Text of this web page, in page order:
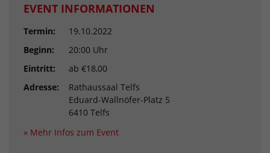
EVENT INFORMATIONEN
Termin:
19.10.2022
Beginn:
20:00 Uhr
Eintritt:
ab €18,00
Adresse:
Rathaussaal Telfs
Eduard-Wallnöfer-Platz 5
6410 Telfs
» Mehr Infos zum Event